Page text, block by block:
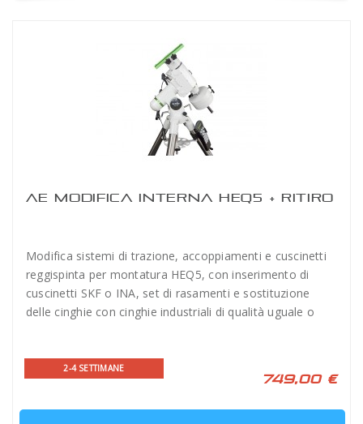
AE MODIFICA INTERNA HEQ5 + RITIRO
Modifica sistemi di trazione, accoppiamenti e cuscinetti
reggispinta per montatura HEQ5, con inserimento di
cuscinetti SKF o INA, set di rasamenti e sostituzione
delle cinghie con cinghie industriali di qualità uguale o
2-4 SETTIMANE
749,00 €